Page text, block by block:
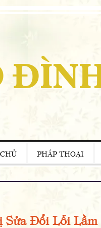
PHÁP THOẠI
Đổi Lỗi